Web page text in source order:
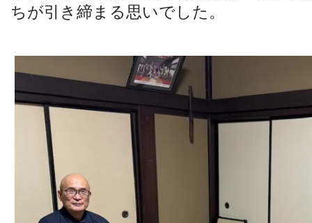
ちが引き締まる思いでした。